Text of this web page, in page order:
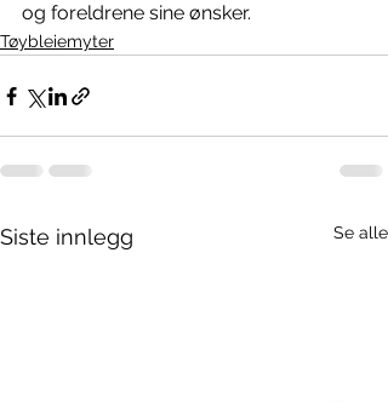
og foreldrene sine ønsker.
Tøybleiemyter
Siste innlegg Se alle